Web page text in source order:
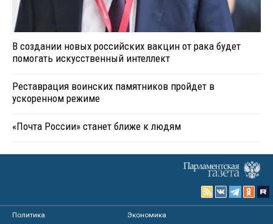
В создании новых российских вакцин от рака будет
помогать искусственный интеллект
Реставрация воинских памятников пройдет в
ускоренном режиме
«Почта России» станет ближе к людям
Политика
Экономика